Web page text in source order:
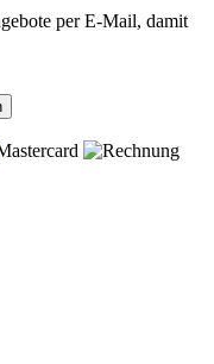
per E-Mail, damit